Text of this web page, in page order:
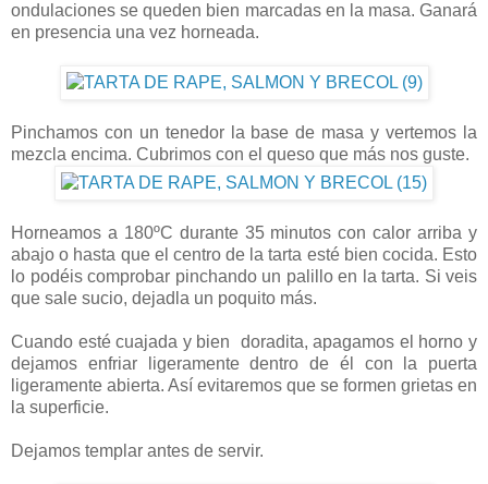
ondulaciones se queden bien marcadas en la masa. Ganará
en presencia una vez horneada.
Pinchamos con un tenedor la base de masa y vertemos la
mezcla encima. Cubrimos con el queso que más nos guste.
Horneamos a 180ºC durante 35 minutos con calor arriba y
abajo o hasta que el centro de la tarta esté bien cocida. Esto
lo podéis comprobar pinchando un palillo en la tarta. Si veis
que sale sucio, dejadla un poquito más.
Cuando esté cuajada y bien
doradita, apagamos el horno y
dejamos enfriar ligeramente dentro de él con la puerta
ligeramente abierta. Así evitaremos que se formen grietas en
la superficie.
Dejamos templar antes de servir.